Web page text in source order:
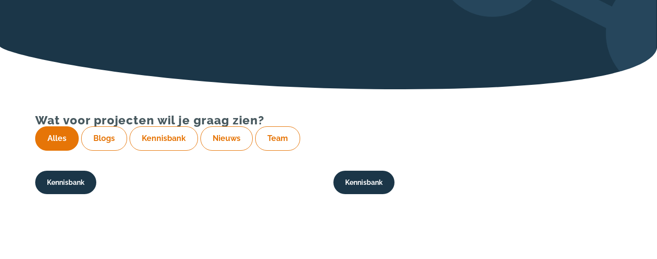
Wat voor projecten wil je graag zien?
Alles Blogs Kennisbank Nieuws Team
Kennisbank Kennisbank